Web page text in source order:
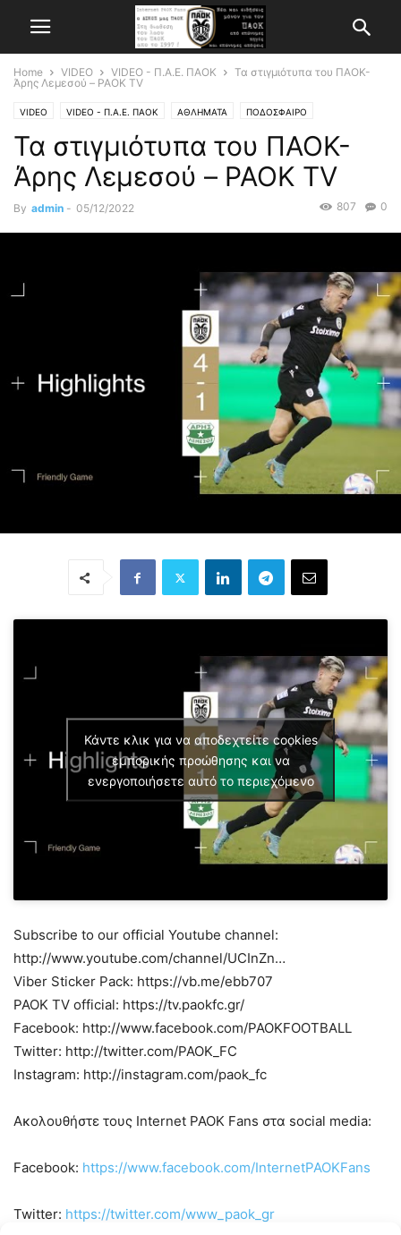
Home VIDEO VIDEO - Π.Α.Ε. ΠΑΟΚ
Τα στιγμιότυπα του ΠΑΟΚ-
Άρης Λεμεσού – PAOK TV
VIDEO VIDEO - Π.Α.Ε. ΠΑΟΚ ΑΘΛΗΜΑΤΑ ΠΟΔΟΣΦΑΙΡΟ
Τα στιγμιότυπα του ΠΑΟΚ-
Άρης Λεμεσού – PAOK TV
By admin - 05/12/2022 0
807
Κάντε κλικ για να αποδεχτείτε cookies
εμπορικής προώθησης και να
ενεργοποιήσετε αυτό το περιεχόμενο
Subscribe to our official Youtube channel:
http://www.youtube.com/channel/UCInZn…
Viber Sticker Pack: https://vb.me/ebb707
PAOK TV official: https://tv.paokfc.gr/
Facebook: http://www.facebook.com/PAOKFOOTBALL
Twitter: http://twitter.com/PAOK_FC
Instagram: http://instagram.com/paok_fc
Ακολουθήστε τους Internet PAOK Fans στα social media:
Facebook: https://www.facebook.com/InternetPAOKFans
Twitter: https://twitter.com/www_paok_gr